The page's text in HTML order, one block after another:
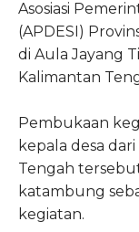
Asosiasi
(APDESI)
di Aula Jayang
Kalimantan
Pembukaan
kepala desa
Tengah
katambung
kegiatan.